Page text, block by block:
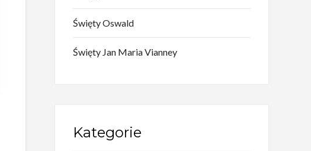
Święty Oswald
Święty Jan Maria Vianney
Kategorie